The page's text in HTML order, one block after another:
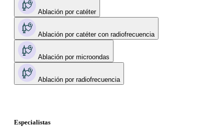
Ablación por catéter
Ablación por catéter con radiofrecuencia
Ablación por microondas
Ablación por radiofrecuencia
Especialistas